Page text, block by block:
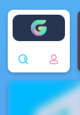
Enjoy4fun